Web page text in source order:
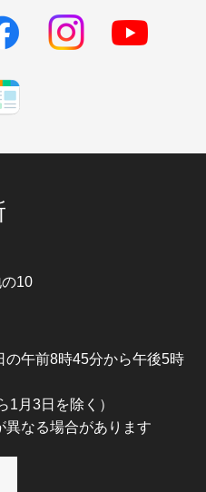
10
の午前8時45分から午後5時
1月3日を除く）
なる場合があります